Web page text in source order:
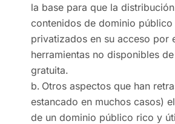
la base para que la
contenidos de dominio público
privatizados en su acceso por
herramientas no disponibles
gratuita.
Otros aspectos que han
estancado en muchos casos)
de un dominio público rico y